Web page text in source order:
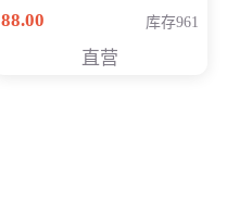
88.00
库存961
直营